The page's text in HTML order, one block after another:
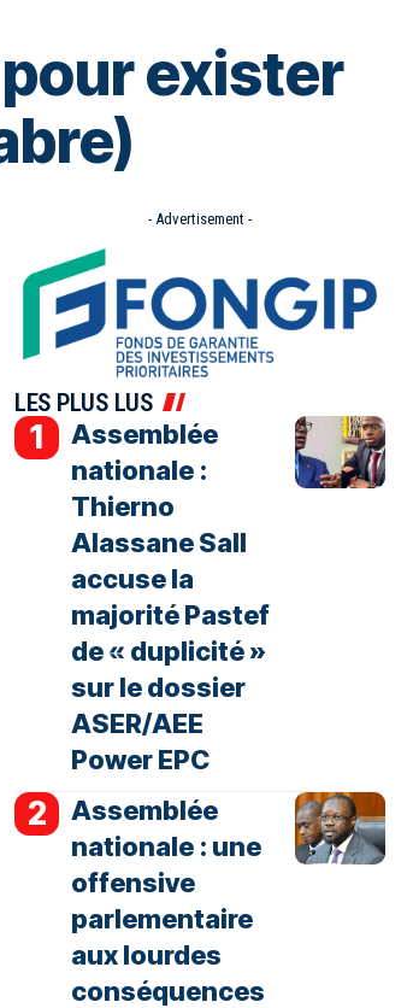
exister
- Advertisement -
LES PLUS LUS
Assemblée
nationale :
Thierno
Alassane Sall
accuse la
majorité Pastef
de « duplicité »
sur le dossier
ASER/AEE
Power EPC
Assemblée
nationale : une
offensive
parlementaire
aux lourdes
conséquences